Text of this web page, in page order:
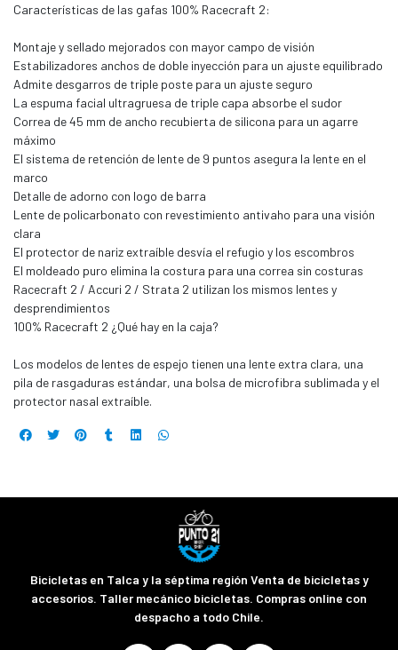
Características de las gafas 100% Racecraft 2:
Montaje y sellado mejorados con mayor campo de visión
Estabilizadores anchos de doble inyección para un ajuste equilibrado
Admite desgarros de triple poste para un ajuste seguro
La espuma facial ultragruesa de triple capa absorbe el sudor
Correa de 45 mm de ancho recubierta de silicona para un agarre
máximo
El sistema de retención de lente de 9 puntos asegura la lente en el
marco
Detalle de adorno con logo de barra
Lente de policarbonato con revestimiento antivaho para una visión
clara
El protector de nariz extraíble desvía el refugio y los escombros
El moldeado puro elimina la costura para una correa sin costuras
Racecraft 2 / Accuri 2 / Strata 2 utilizan los mismos lentes y
desprendimientos
100% Racecraft 2 ¿Qué hay en la caja?
Los modelos de lentes de espejo tienen una lente extra clara, una
pila de rasgaduras estándar, una bolsa de microfibra sublimada y el
protector nasal extraíble.
Bicicletas en Talca y la séptima región Venta de bicicletas y
accesorios. Taller mecánico bicicletas. Compras online con
despacho a todo Chile.